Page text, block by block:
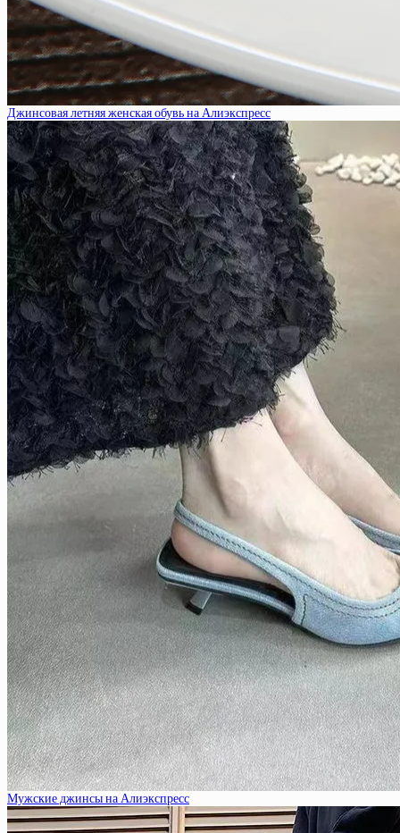
Джинсовая летняя женская обувь на Алиэкспресс
Мужские джинсы на Алиэкспресс